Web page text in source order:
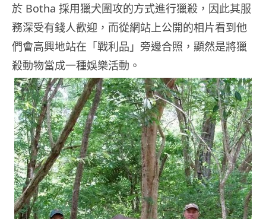
於 Botha 採用獵犬圍攻的方式進行獵殺，因此其服
務深受有錢人歡迎，而從網站上公開的相片看到他
們會高興地站在「戰利品」旁邊合照，顯然是將獵
殺動物當成一種娛樂活動。